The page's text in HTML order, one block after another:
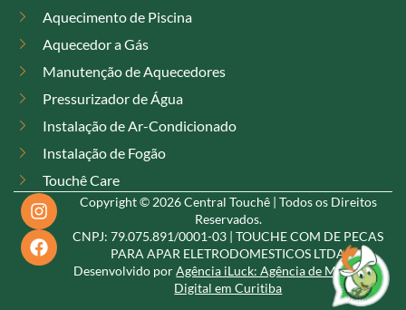
Aquecimento de Piscina
Aquecedor a Gás
Manutenção de Aquecedores
Pressurizador de Água
Instalação de Ar-Condicionado
Instalação de Fogão
Touchê Care
Copyright © 2026 Central Touchê | Todos os Direitos
Reservados.
CNPJ: 79.075.891/0001-03 | TOUCHE COM DE PECAS
PARA APAR ELETRODOMESTICOS LTDA
Desenvolvido porAgência iLuck: Agência de Marketing
Digital em Curitiba